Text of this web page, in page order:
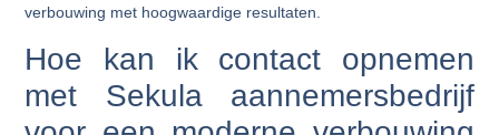
verbouwing met hoogwaardige resultaten.
Hoe kan ik contact opnemen
met Sekula aannemersbedrijf